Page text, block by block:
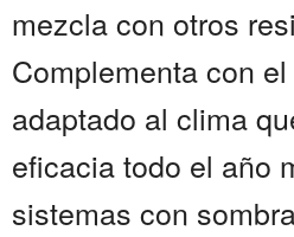
mezcla con otros
Complementa con
adaptado al clima
eficacia todo el año
sistemas con